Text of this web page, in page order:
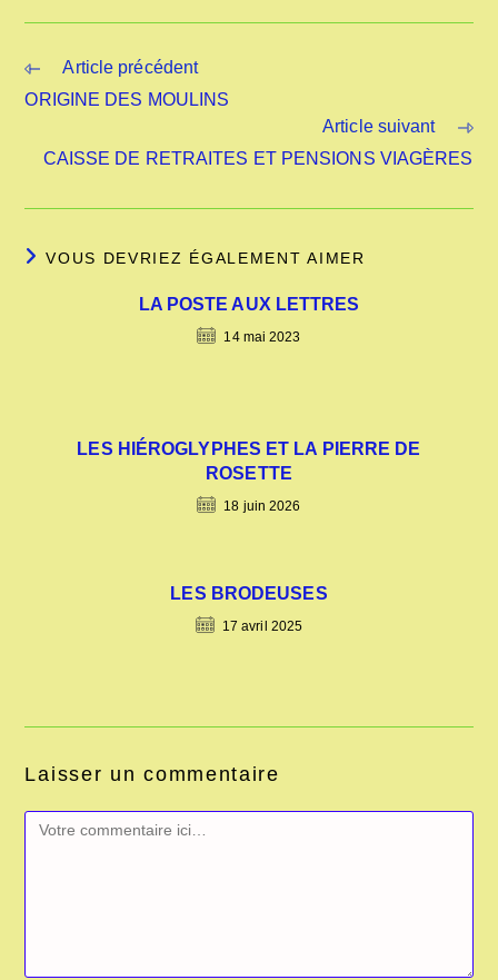
Article précédent
ORIGINE DES MOULINS
Article suivant
CAISSE DE RETRAITES ET PENSIONS VIAGÈRES
VOUS DEVRIEZ ÉGALEMENT AIMER
LA POSTE AUX LETTRES
14 mai 2023
LES HIÉROGLYPHES ET LA PIERRE DE
ROSETTE
18 juin 2026
LES BRODEUSES
17 avril 2025
Laisser un commentaire